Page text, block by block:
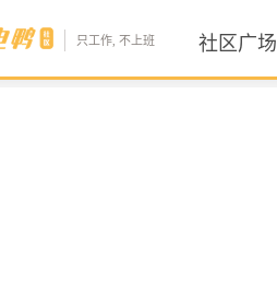
只工作, 不上班 社区广场